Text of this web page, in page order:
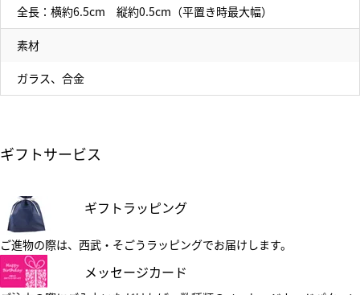
全長：横約6.5cm 縦約0.5cm（平置き時最大幅）
素材
ガラス、合金
ギフトサービス
ギフトラッピング
ご進物の際は、西武・そごうラッピングでお届けします。
メッセージカード